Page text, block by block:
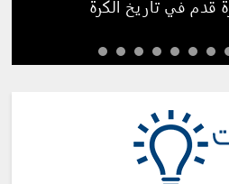
في تاريخ الكرة